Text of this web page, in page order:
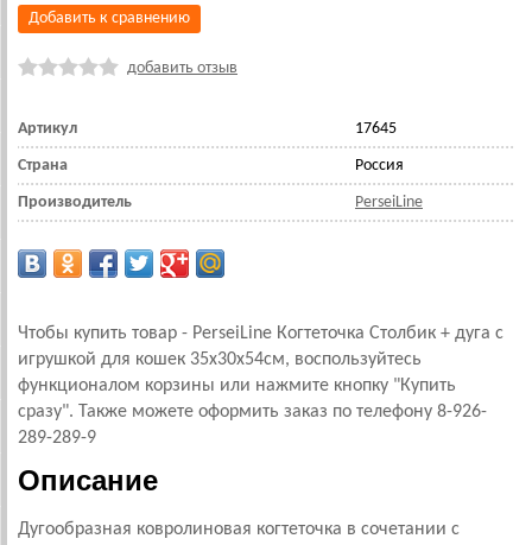
Добавить к сравнению
добавить отзыв
Артикул 17645
Страна Россия
Производитель PerseiLine
Чтобы купить товар - PerseiLine Когтеточка Столбик + дуга с
игрушкой для кошек 35х30х54см, воспользуйтесь
функционалом корзины или нажмите кнопку "Купить
сразу". Также можете оформить заказ по телефону 8-926-
289-289-9
Описание
Дугообразная ковролиновая когтеточка в сочетании с